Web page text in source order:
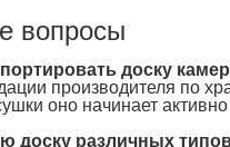
вопросы
доску
производителя по
оно начинает
доску различных